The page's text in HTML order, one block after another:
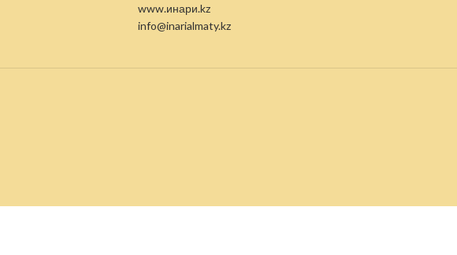
www.инари.kz
info@inarialmaty.kz